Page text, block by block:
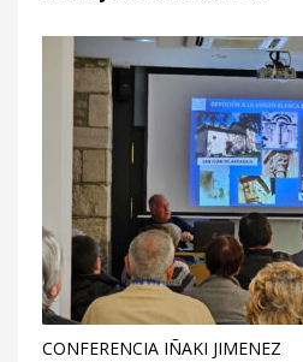
CONFERENCIA IÑAKI JIMENEZ